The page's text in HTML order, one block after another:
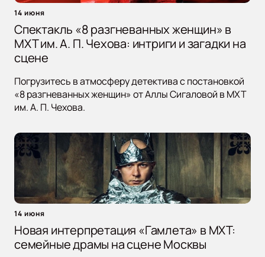
14 июня
Спектакль «8 разгневанных женщин» в
МХТ им. А. П. Чехова: интриги и загадки на
сцене
Погрузитесь в атмосферу детектива с постановкой
«8 разгневанных женщин» от Аллы Сигаловой в МХТ
им. А. П. Чехова.
14 июня
Новая интерпретация «Гамлета» в МХТ:
семейные драмы на сцене Москвы